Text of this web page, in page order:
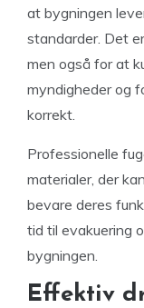
at bygningen
standarder. Det
men også for at
myndigheder og
korrekt.
Professionelle
materialer, der
bevare deres
tid til evakuering
bygningen.
Effektiv